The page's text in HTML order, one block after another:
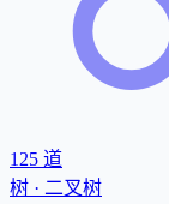
125 道
树 · 二叉树